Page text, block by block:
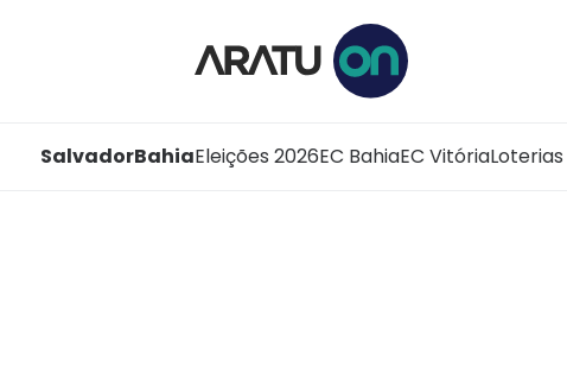
SalvadorBahiaEleições 2026EC BahiaEC VitóriaLoterias